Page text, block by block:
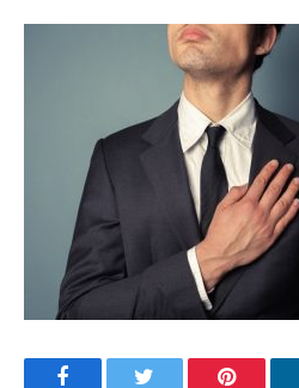
Facebook